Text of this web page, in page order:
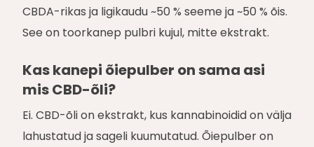
CBDA-rikas ja ligikaudu ~50 % seeme ja ~50 % õis.
See on toorkanep pulbri kujul, mitte ekstrakt.
Kas kanepi õiepulber on sama asi
mis CBD-õli?
Ei. CBD-õli on ekstrakt, kus kannabinoidid on välja
lahustatud ja sageli kuumutatud. Õiepulber on